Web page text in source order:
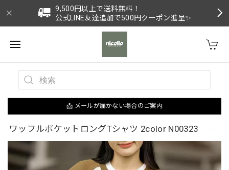
9,500円以上で送料無料！
公式LINE友達追加で500円クーポン進呈✨
📩 メールが届かない場合のご案内
ワッフルポケットロングTシャツ 2color N00323